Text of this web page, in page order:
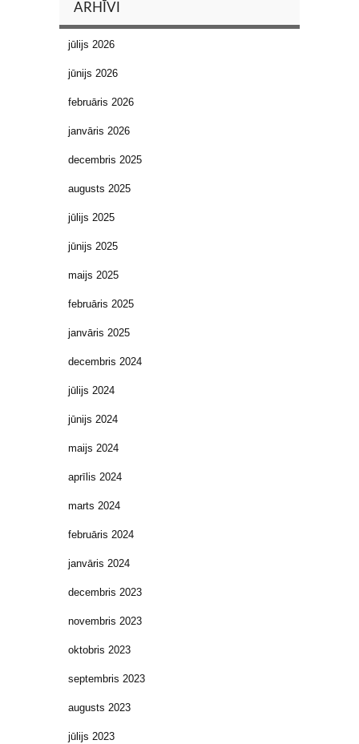
ARHĪVI
jūlijs 2026
jūnijs 2026
februāris 2026
janvāris 2026
decembris 2025
augusts 2025
jūlijs 2025
jūnijs 2025
maijs 2025
februāris 2025
janvāris 2025
decembris 2024
jūlijs 2024
jūnijs 2024
maijs 2024
aprīlis 2024
marts 2024
februāris 2024
janvāris 2024
decembris 2023
novembris 2023
oktobris 2023
septembris 2023
augusts 2023
jūlijs 2023